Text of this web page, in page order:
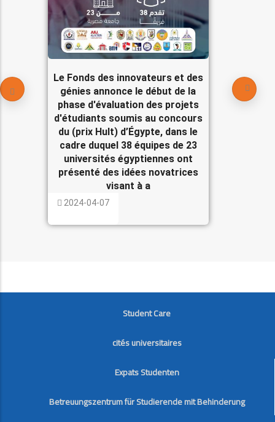
Le Fonds des innovateurs et des
génies annonce le début de la
phase d'évaluation des projets
d'étudiants soumis au concours
du (prix Hult) d’Égypte, dans le
cadre duquel 38 équipes de 23
universités égyptiennes ont
présenté des idées novatrices
visant à a
2024-04-07
FOOTER
Student Care
cités universitaires
Expats Studenten
Betreuungszentrum für Studierende mit Behinderung